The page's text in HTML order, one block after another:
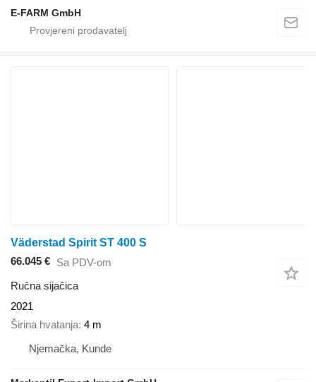
E-FARM GmbH
Väderstad Spirit ST 400 S
66.045 € Sa PDV-om
Ručna sijačica
2021
Širina hvatanja 4 m
Njemačka, Kunde